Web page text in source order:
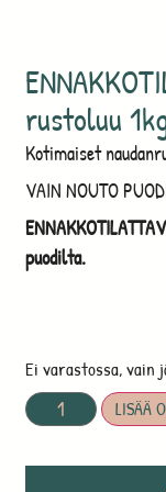
rustoluu
Kotimaiset
VAIN NOUTO
puodilta.
Ei varastossa, vain
LISÄÄ